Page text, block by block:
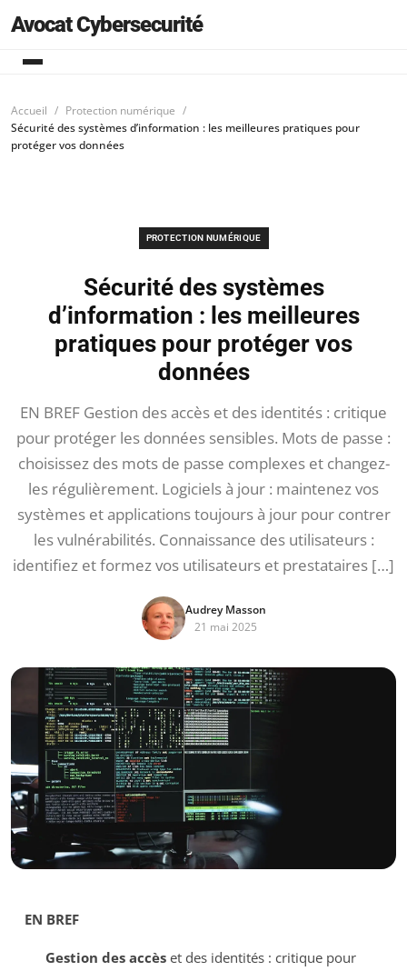
Avocat Cybersecurité
Accueil
Protection numérique
Sécurité des systèmes d’information : les meilleures pratiques pour
protéger vos données
PROTECTION NUMÉRIQUE
Sécurité des systèmes
d’information : les meilleures
pratiques pour protéger vos
données
EN BREF Gestion des accès et des identités : critique
pour protéger les données sensibles. Mots de passe :
choisissez des mots de passe complexes et changez-
les régulièrement. Logiciels à jour : maintenez vos
systèmes et applications toujours à jour pour contrer
les vulnérabilités. Connaissance des utilisateurs :
identifiez et formez vos utilisateurs et prestataires […]
Audrey Masson
21 mai 2025
EN BREF
Gestion des accèset des identités : critique pour